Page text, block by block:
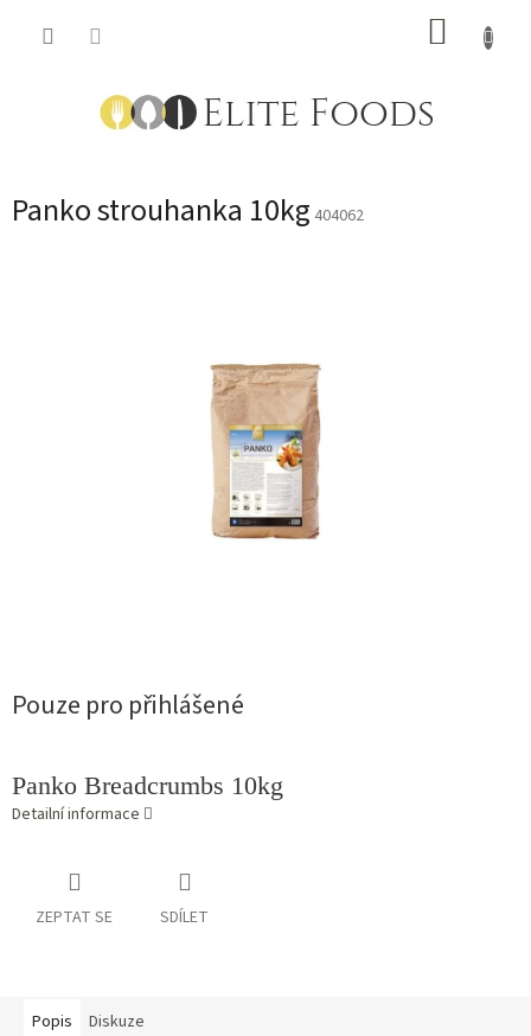
Panko strouhanka 10kg 404062
Pouze pro přihlášené
Panko Breadcrumbs 10kg
Detailní informace
ZEPTAT SE SDÍLET
Popis Diskuze